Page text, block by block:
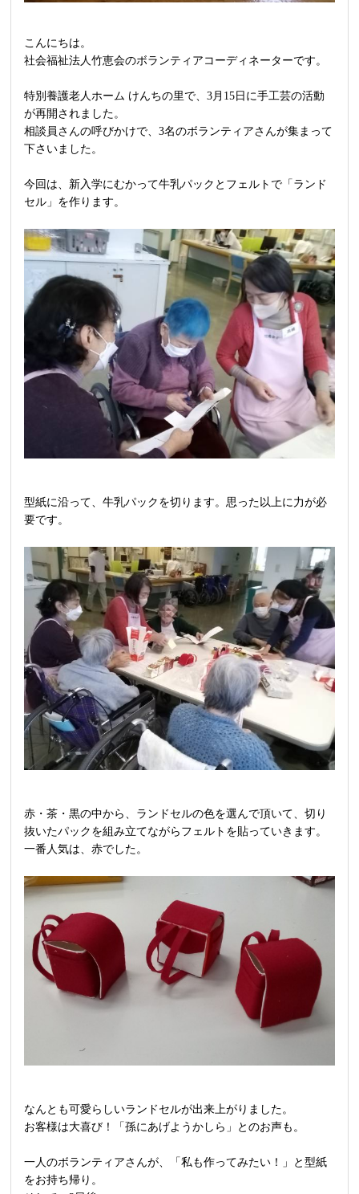
こんにちは。
社会福祉法人竹恵会のボランティアコーディネーターです。
特別養護老人ホーム けんちの里で、3月15日に手工芸の活動
が再開されました。
相談員さんの呼びかけで、3名のボランティアさんが集まって
下さいました。
今回は、新入学にむかって牛乳パックとフェルトで「ランド
セル」を作ります。
型紙に沿って、牛乳パックを切ります。思った以上に力が必
要です。
赤・茶・黒の中から、ランドセルの色を選んで頂いて、切り
抜いたパックを組み立てながらフェルトを貼っていきます。
一番人気は、赤でした。
なんとも可愛らしいランドセルが出来上がりました。
お客様は大喜び！「孫にあげようかしら」とのお声も。
一人のボランティアさんが、「私も作ってみたい！」と型紙
をお持ち帰り。